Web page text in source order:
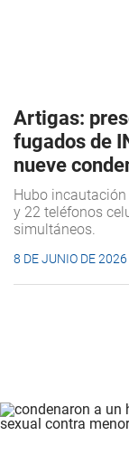
Artigas:
fugados de
nueve
Hubo
y 22 teléfonos
simultáneos.
8 DE JUNIO DE